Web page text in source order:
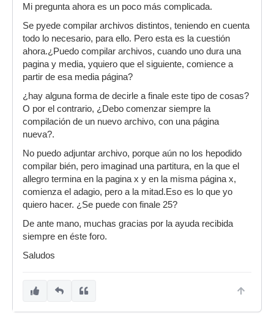
Mi pregunta ahora es un poco más complicada.
Se pyede compilar archivos distintos, teniendo en cuenta
todo lo necesario, para ello. Pero esta es la cuestión
ahora.¿Puedo compilar archivos, cuando uno dura una
pagina y media, yquiero que el siguiente, comience a
partir de esa media página?
¿hay alguna forma de decirle a finale este tipo de cosas?
O por el contrario, ¿Debo comenzar siempre la
compilación de un nuevo archivo, con una página
nueva?.
No puedo adjuntar archivo, porque aún no los hepodido
compilar bién, pero imaginad una partitura, en la que el
allegro termina en la pagina x y en la misma página x,
comienza el adagio, pero a la mitad.Eso es lo que yo
quiero hacer. ¿Se puede con finale 25?
De ante mano, muchas gracias por la ayuda recibida
siempre en éste foro.
Saludos